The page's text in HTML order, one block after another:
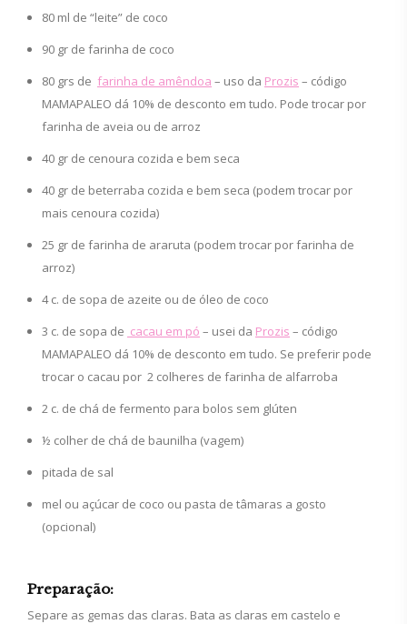
80 ml de “leite” de coco
90 gr de farinha de coco
80 grs de farinha de amêndoa – uso da Prozis – código
MAMAPALEO dá 10% de desconto em tudo. Pode trocar por
farinha de aveia ou de arroz
40 gr de cenoura cozida e bem seca
40 gr de beterraba cozida e bem seca (podem trocar por
mais cenoura cozida)
25 gr de farinha de araruta (podem trocar por farinha de
arroz)
4 c. de sopa de azeite ou de óleo de coco
3 c. de sopa de cacau em pó – usei da Prozis – código
MAMAPALEO dá 10% de desconto em tudo. Se preferir pode
trocar o cacau por 2 colheres de farinha de alfarroba
2 c. de chá de fermento para bolos sem glúten
½ colher de chá de baunilha (vagem)
pitada de sal
mel ou açúcar de coco ou pasta de tâmaras a gosto
(opcional)
Preparação:
Separe as gemas das claras. Bata as claras em castelo e